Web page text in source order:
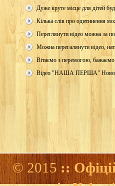
Дуже круте місце для дітей
Кілька слів про одитинення
Переглянути відео можна за
Можна перегалянути відео,
Вітаємо з перемогою, бажаємо
Відео "НАША ПЕРША"
© 2015::